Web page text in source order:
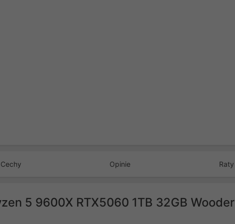
Cechy Opinie Raty
5 9600X RTX5060 1TB 32GB Wooder